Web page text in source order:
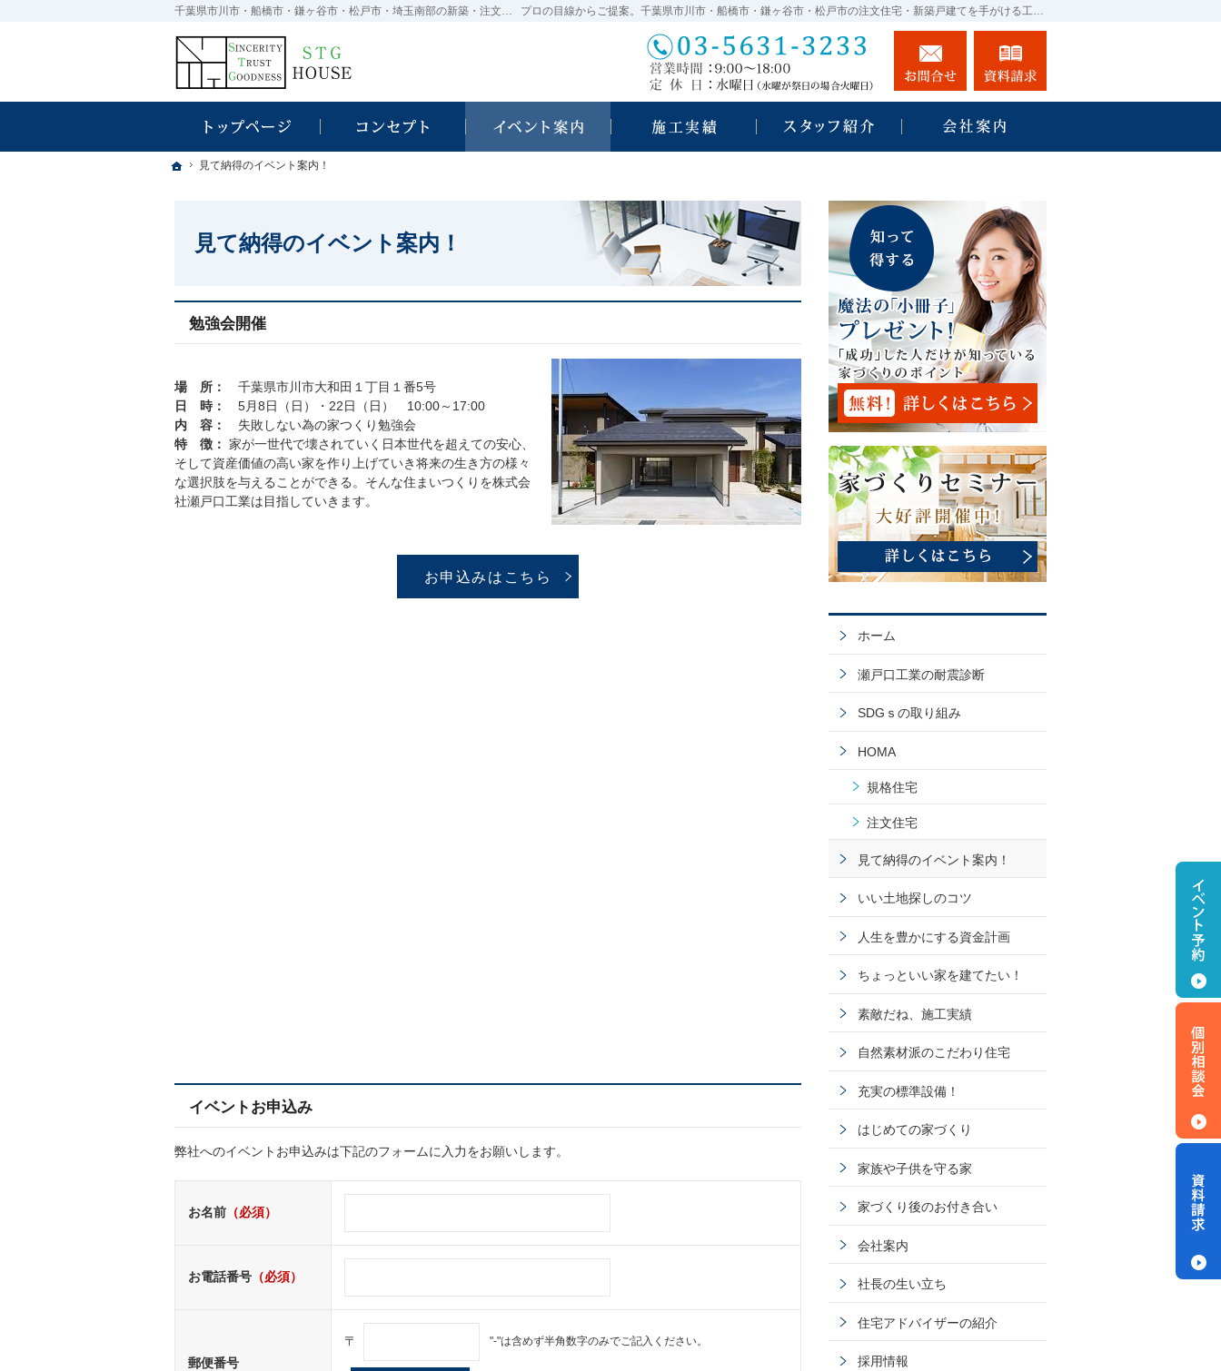
ホーム
見て納得のイベント案内！
見て納得のイベント案内！
プロの目線からご提案。千葉県市川市・船橋市・鎌ヶ谷市・松戸市の注文住宅・新築戸建てを手がける工務店なら当社へ。
千葉県市川市・船橋市・鎌ヶ谷市・松戸市・埼玉南部の新築・注文住宅・新築戸建てを手がける工務店なら瀬戸口工業
勉強会開催
場 所：
千葉県市川市大和田１丁目１番5号
日 時：
5月8日（日）・22日（日） 10:00～17:00
内 容：
失敗しない為の家つくり勉強会
特 徴： 家が一世代で壊されていく日本世代を超えての安心、
そして資産価値の高い家を作り上げていき将来の生き方の様々
な選択肢を与えることができる。そんな住まいつくりを株式会
社瀬戸口工業は目指していきます。
お申込みはこちら
イベントお申込み
弊社へのイベントお申込みは下記のフォームに入力をお願いします。
お名前 （必須）
お電話番号 （必須）
郵便番号
〒 "-"は含めず半角数字のみでご記入ください。
ホーム
瀬戸口工業の耐震診断
SDGｓの取り組み
HOMA
規格住宅
注文住宅
見て納得のイベント案内！
いい土地探しのコツ
人生を豊かにする資金計画
ちょっといい家を建てたい！
素敵だね、施工実績
自然素材派のこだわり住宅
充実の標準設備！
はじめての家づくり
家族や子供を守る家
家づくり後のお付き合い
会社案内
社長の生い立ち
住宅アドバイザーの紹介
採用情報
03-5631-3233
営業時間9:00～18:00 定休日：水曜日（水曜が祭日の場合火曜
ホーム
見て納得のイベント案内！